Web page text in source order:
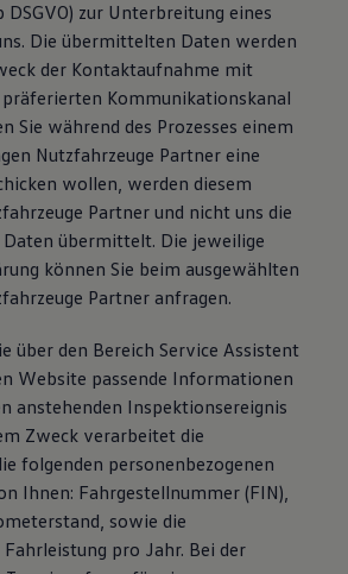
DSGVO) zur Unterbreitung eines
Die übermittelten Daten werden
der Kontaktaufnahme mit
Kommunikationskanal
Sie während des Prozesses einem
Nutzfahrzeuge Partner eine
wollen, werden diesem
Partner und nicht uns die
übermittelt. Die jeweilige
können Sie beim ausgewählten
Partner anfragen.
über den Bereich Service Assistent
Website passende Informationen
anstehenden Inspektionsereignis
Zweck verarbeitet die
folgenden personenbezogenen
Ihnen: Fahrgestellnummer (FIN),
sowie die
pro Jahr. Bei der